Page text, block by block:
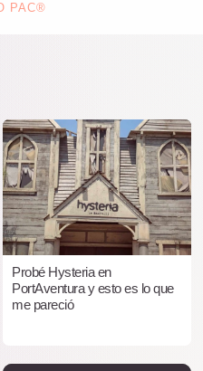
PAC®
Probé Hysteria en
PortAventura y esto es lo que
me pareció